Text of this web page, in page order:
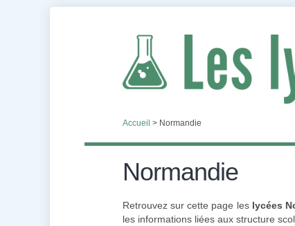
Accueil > Normandie
Normandie
Retrouvez sur cette page les lycées
les informations liées aux structure